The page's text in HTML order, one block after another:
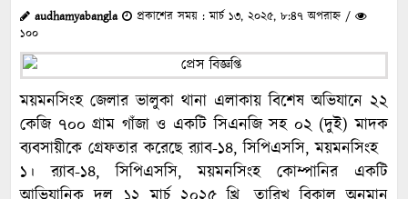
audhamyabangla
প্রকাশের সময় : মার্চ ১৩, ২০২৫, ৮:৪৭ অপরাহ্ন /
১০০
ময়মনসিংহ জেলার ভালুকা থানা এলাকায় বিশেষ অভিযানে ২২
কেজি ৭০০ গ্রাম গাঁজা ও একটি সিএনজি সহ ০২ (দুই) মাদক
ব্যবসায়ীকে গ্রেফতার করেছে র‍্যাব-১৪, সিপিএসসি, ময়মনসিংহ
১। র‍্যাব-১৪, সিপিএসসি, ময়মনসিংহ কোম্পানির একটি